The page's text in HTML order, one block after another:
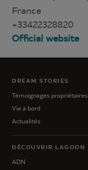
France
+33422328820
Official website
DREAM STORIES
Témoignages propriétaires
Vie à bord
Actualités
DÉCOUVRIR LAGOON
ADN